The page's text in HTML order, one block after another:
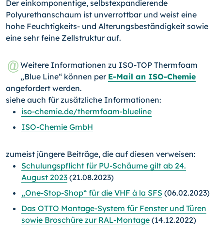
Der einkomponentige, selbstexpandierende
Polyurethanschaum ist unverrottbar und weist eine
hohe Feuchtigkeits- und Alterungsbeständigkeit sowie
eine sehr feine Zellstruktur auf.
Weitere Informationen zu ISO-TOP Thermfoam
„Blue Line“ können per E-Mail an ISO-Chemie
angefordert werden.
siehe auch für zusätzliche Informationen:
iso-chemie.de/thermfoam-blueline
ISO-Chemie GmbH
zumeist jüngere Beiträge, die auf diesen verweisen:
Schulungspflicht für PU-Schäume gilt ab 24.
August 2023 (21.08.2023)
„One-Stop-Shop“ für die VHF à la SFS (06.02.2023)
Das OTTO Montage-System für Fenster und Türen
sowie Broschüre zur RAL-Montage (14.12.2022)